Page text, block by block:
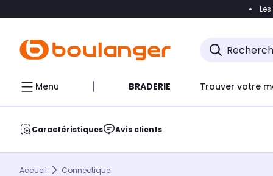
Accéder
Menu BRADERIE Trouver votre
Caractéristiques Avis clients
Accueil Connectique